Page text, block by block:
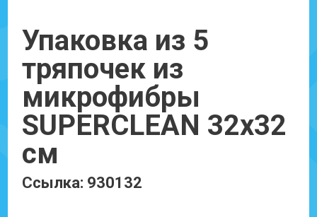
БЛОГ
СВЯЖИТЕСЬ С НАМИ !
Упаковка из 5
тряпочек из
микрофибры
SUPERCLEAN 32x32
см
Ссылка: 930132